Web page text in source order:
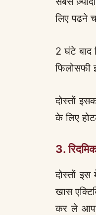
लिए पढने
2 घंटे
फिलोसफी
दोस्तों
के लिए
3.
दोस्तों
खास
कर ले